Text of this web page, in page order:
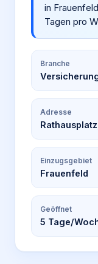
in
Tagen pro
Branche
Adresse
Einzugsgebiet
Frauenfeld
Geöffnet
5 Tage/